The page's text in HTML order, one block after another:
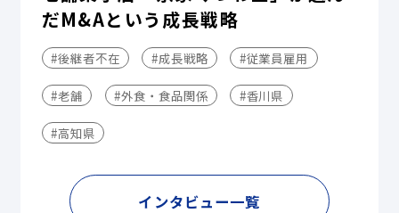
だM&Aという成長戦略
#後継者不在 #成長戦略 #従業員雇用
#老舗 #外食・食品関係 #香川県
#高知県
インタビュー一覧